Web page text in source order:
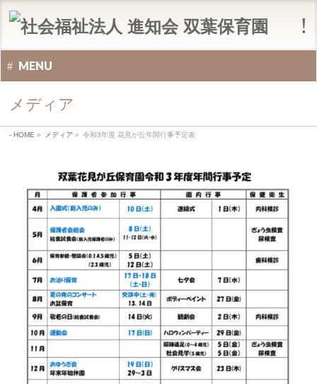
MENU
メディア
HOME » メディア » 令和3年度 花見が丘年間行事予定表